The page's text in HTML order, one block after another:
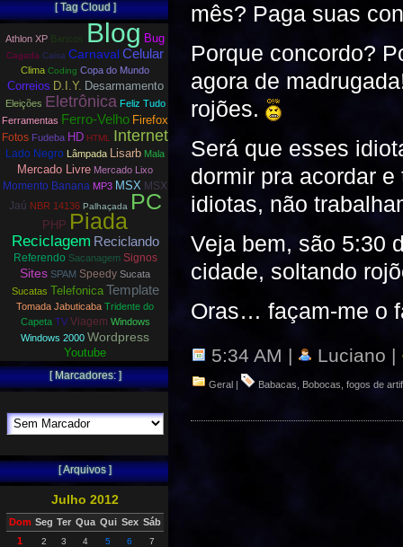
mês? Paga suas
Porque concordo?
agora de
rojões.
Será que esses
dormir pra acordar
idiotas, não
Veja bem, são 5:30
cidade, soltando
Oras… façam-me o
5:34 AM | Luciano |
Geral | Babacas Bobocas ,fogos de
[ Tag Cloud ]
Athlon XP Bancos Blog Bug
Cagada Caixa CarnavalCelular
Clima Coding Copa do Mundo
Correios D.I.Y. Desarmamento
Eleições Eletrônica Feliz Tudo
Ferramentas Ferro-Velho Firefox
Fotos Fudeba HD HTML Internet
Lado Negro Lâmpada Lisarb Mala
Mercado Livre Mercado Lixo
Momento Banana MP3 MSX MSX
Jaú NBR 14136 Palhaçada PC
PHP Piada
Reciclagem Reciclando
Referendo Sacanagem Signos
Sites SPAM Speedy Sucata
Sucatas Telefonica Template
Tomada Jabuticaba Tridente do
Capeta TV Viagem Windows
Windows 2000 Wordpress
Youtube
[ Marcadores: ]
[ Arquivos ]
Julho 2012
Dom Seg Ter Qua Qui Sex Sáb
1
2 3 4 5 6 7